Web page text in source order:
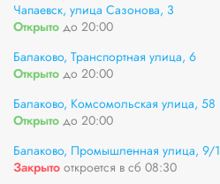
Чапаевск, улица Сазонова, 3
Открыто до 20:00
Балаково, Транспортная улица, 6
Открыто до 20:00
Балаково, Комсомольская улица, 58
Открыто до 20:00
Балаково, Промышленная улица, 9/1
Закрыто откроется в сб 08:30